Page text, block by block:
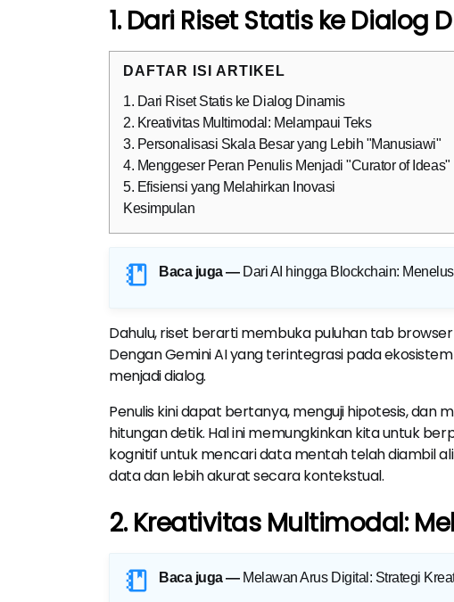
1. Dari Riset Statis ke Dialog
DAFTAR ISI ARTIKEL
1. Dari Riset Statis ke Dialog Dinamis
2. Kreativitas Multimodal: Melampaui Teks
3. Personalisasi Skala Besar yang Lebih "Manusiawi"
4. Menggeser Peran Penulis Menjadi "Curator of Ideas"
5. Efisiensi yang Melahirkan Inovasi
Kesimpulan
Baca juga — Dari AI hingga Blockchain:
Dahulu, riset berarti membuka puluhan tab
Dengan Gemini AI yang terintegrasi pada
menjadi dialog.
Penulis kini dapat bertanya, menguji hipotesis,
hitungan detik. Hal ini memungkinkan kita untuk
kognitif untuk mencari data mentah telah diambil
data dan lebih akurat secara kontekstual.
2. Kreativitas Multimodal:
Baca juga — Melawan Arus Digital: Strategi